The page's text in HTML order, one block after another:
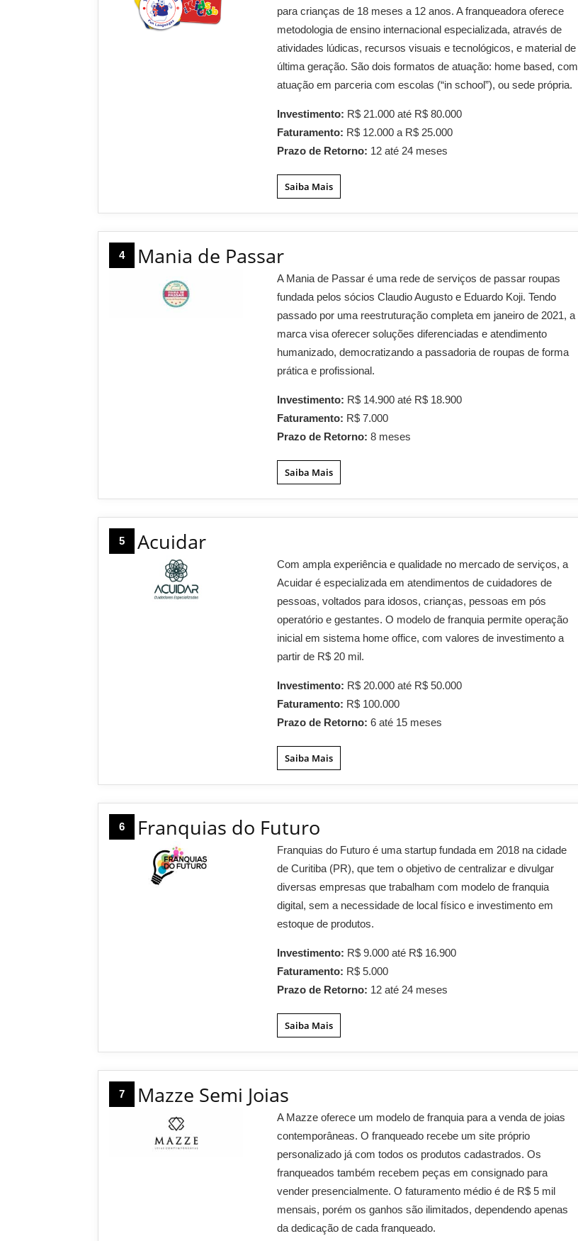
para crianças de 18 meses a 12 anos. A franqueadora oferece
metodologia de ensino internacional especializada, através de
atividades lúdicas, recursos visuais e tecnológicos, e material de
última geração. São dois formatos de atuação: home based, com
atuação em parceria com escolas (“in school”), ou sede própria.
Investimento: R$ 21.000 até R$ 80.000
Faturamento: R$ 12.000 a R$ 25.000
Prazo de Retorno: 12 até 24 meses
Saiba Mais
4 Mania de Passar
A Mania de Passar é uma rede de serviços de passar roupas
fundada pelos sócios Claudio Augusto e Eduardo Koji. Tendo
passado por uma reestruturação completa em janeiro de 2021, a
marca visa oferecer soluções diferenciadas e atendimento
humanizado, democratizando a passadoria de roupas de forma
prática e profissional.
Investimento: R$ 14.900 até R$ 18.900
Faturamento: R$ 7.000
Prazo de Retorno:8 meses
Saiba Mais
5 Acuidar
Com ampla experiência e qualidade no mercado de serviços, a
Acuidar é especializada em atendimentos de cuidadores de
pessoas, voltados para idosos, crianças, pessoas em pós
operatório e gestantes. O modelo de franquia permite operação
inicial em sistema home office, com valores de investimento a
partir de R$ 20 mil.
Investimento: R$ 20.000 até R$ 50.000
Faturamento: R$ 100.000
Prazo de Retorno:6 até 15 meses
Saiba Mais
6 Franquias do Futuro
Franquias do Futuro é uma startup fundada em 2018 na cidade
de Curitiba (PR), que tem o objetivo de centralizar e divulgar
diversas empresas que trabalham com modelo de franquia
digital, sem a necessidade de local físico e investimento em
estoque de produtos.
Investimento: R$ 9.000 até R$ 16.900
Faturamento: R$ 5.000
Prazo de Retorno: 12 até 24 meses
Saiba Mais
7 Mazze Semi Joias
A Mazze oferece um modelo de franquia para a venda de joias
contemporâneas. O franqueado recebe um site próprio
personalizado já com todos os produtos cadastrados. Os
franqueados também recebem peças em consignado para
vender presencialmente. O faturamento médio é de R$ 5 mil
mensais, porém os ganhos são ilimitados, dependendo apenas
da dedicação de cada franqueado.